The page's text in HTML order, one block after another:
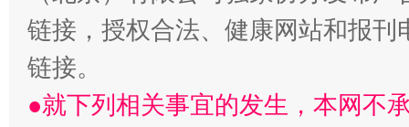
链接，授权合法、健康网站和报
链接。
●就下列相关事宜的发生，本网不